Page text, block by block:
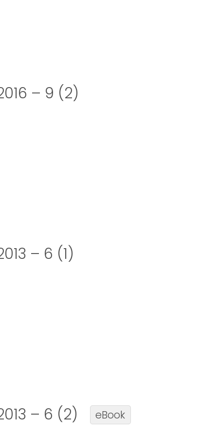
– 9 (2)
– 6 (1)
– 6 (2) eBook